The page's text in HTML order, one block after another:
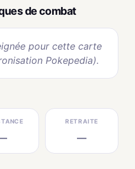
de combat
pour cette carte
Pokepedia).
RETRAITE
—